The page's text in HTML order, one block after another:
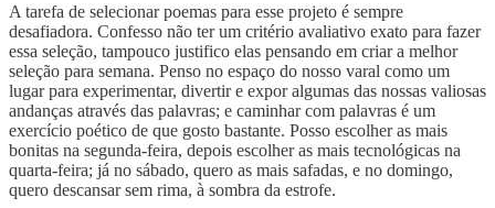
A tarefa de selecionar poemas para esse projeto é sempre
desafiadora. Confesso não ter um critério avaliativo exato para fazer
essa seleção, tampouco justifico elas pensando em criar a melhor
seleção para semana. Penso no espaço do nosso varal como um
lugar para experimentar, divertir e expor algumas das nossas valiosas
andanças através das palavras; e caminhar com palavras é um
exercício poético de que gosto bastante. Posso escolher as mais
bonitas na segunda-feira, depois escolher as mais tecnológicas na
quarta-feira; já no sábado, quero as mais safadas, e no domingo,
quero descansar sem rima, à sombra da estrofe.